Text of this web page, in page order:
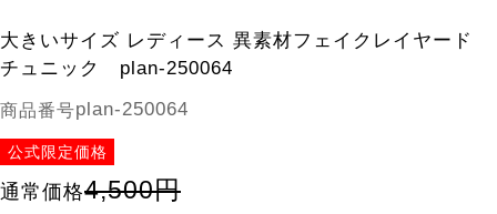
大きいサイズ レディース 異素材フェイクレイヤード
チュニック plan-250064
商品番号plan-250064
公式限定価格
通常価格4,500円